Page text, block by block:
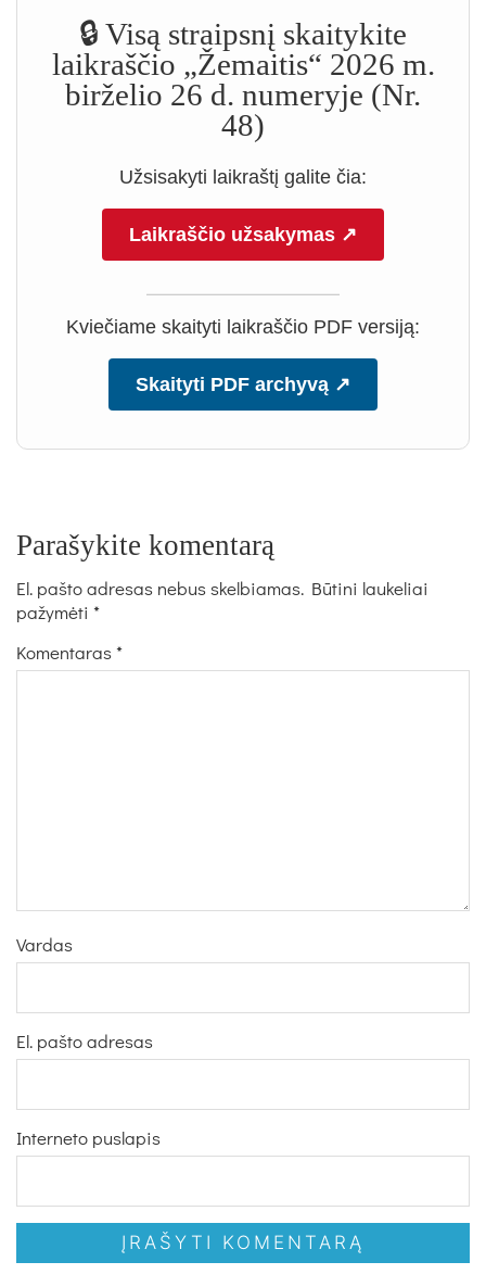
🔒 Visą straipsnį skaitykite
laikraščio „Žemaitis“ 2026 m.
birželio 26 d. numeryje (Nr.
48)
Užsisakyti laikraštį galite čia:
Laikraščio užsakymas ↗
Kviečiame skaityti laikraščio PDF versiją:
Skaityti PDF archyvą ↗
Parašykite komentarą
El. pašto adresas nebus skelbiamas. Būtini laukeliai
pažymėti *
Komentaras*
Vardas
El. pašto adresas
Interneto puslapis